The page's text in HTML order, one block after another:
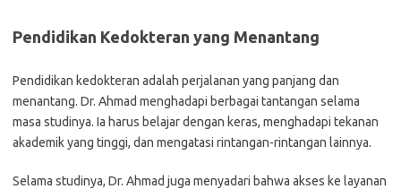
Pendidikan Kedokteran yang Menantang
Pendidikan kedokteran adalah perjalanan yang panjang dan
menantang. Dr. Ahmad menghadapi berbagai tantangan selama
masa studinya. Ia harus belajar dengan keras, menghadapi tekanan
akademik yang tinggi, dan mengatasi rintangan-rintangan lainnya.
Selama studinya, Dr. Ahmad juga menyadari bahwa akses ke layanan